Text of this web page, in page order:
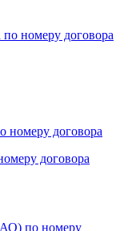
номеру договора
договора